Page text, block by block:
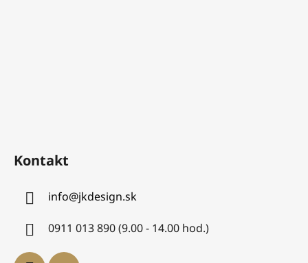
Kontakt
info@jkdesign.sk
0911 013 890 (9.00 - 14.00 hod.)